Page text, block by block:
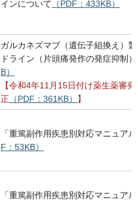
インについて （PDF：433KB）
ガルカネズマブ（遺伝子組換え）
ドライン（片頭痛発作の発症抑制
B）
【令和4年11月15日付け薬生薬審
正 （PDF：361KB） 】
「重篤副作用疾患別対応マニュア
F：53KB）
「重篤副作用疾患別対応マニュア